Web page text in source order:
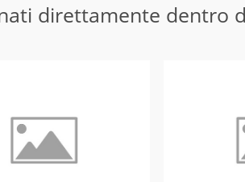
direttamente dentro